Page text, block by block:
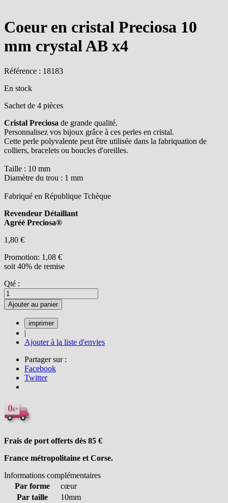
Coeur en cristal Preciosa 10
mm crystal AB x4
Référence : 18183
En stock
Sachet de 4 pièces
Cristal Preciosa de grande qualité.
Personnalisez vos bijoux grâce à ces perles en cristal.
Cette perle polyvalente peut être utilisée dans la fabriquation de
colliers, bracelets ou boucles d'oreilles.
Taille : 10 mm
Diamètre du trou : 1 mm
Fabriqué en République Tchèque
Revendeur Détaillant
Agréé Preciosa®
1,80 €
Promotion: 1,08 €
soit 40% de remise
Qté :
Ajouter au panier
|
Ajouter à la liste d'envies
Partager sur :
Facebook
Twitter
Frais de port offerts dès 85 €
France métropolitaine et Corse.
Informations complémentaires
Par forme
cœur
Par taille
10mm